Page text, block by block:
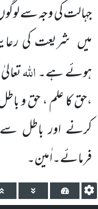
جہالت کی وجہ سے
میں شریعت کی
ہوئے ہے۔اللہ
،حق کا علم ، حق و
کرنے اور باطل سے
فرمائے۔اٰمین۔